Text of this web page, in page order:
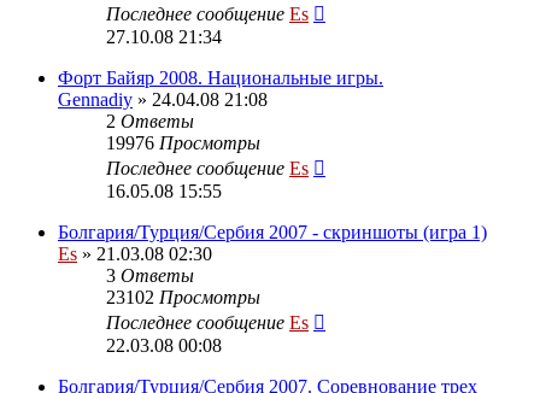
Последнее сообщение Es
27.10.08 21:34
Форт Байяр 2008. Национальные игры.
Gennadiy » 24.04.08 21:08
2 Ответы
19976 Просмотры
Последнее сообщение Es
16.05.08 15:55
Болгария/Турция/Сербия 2007 - скриншоты (игра 1)
Es » 21.03.08 02:30
3 Ответы
23102 Просмотры
Последнее сообщение Es
22.03.08 00:08
Болгария/Турция/Сербия 2007. Соревнование трех